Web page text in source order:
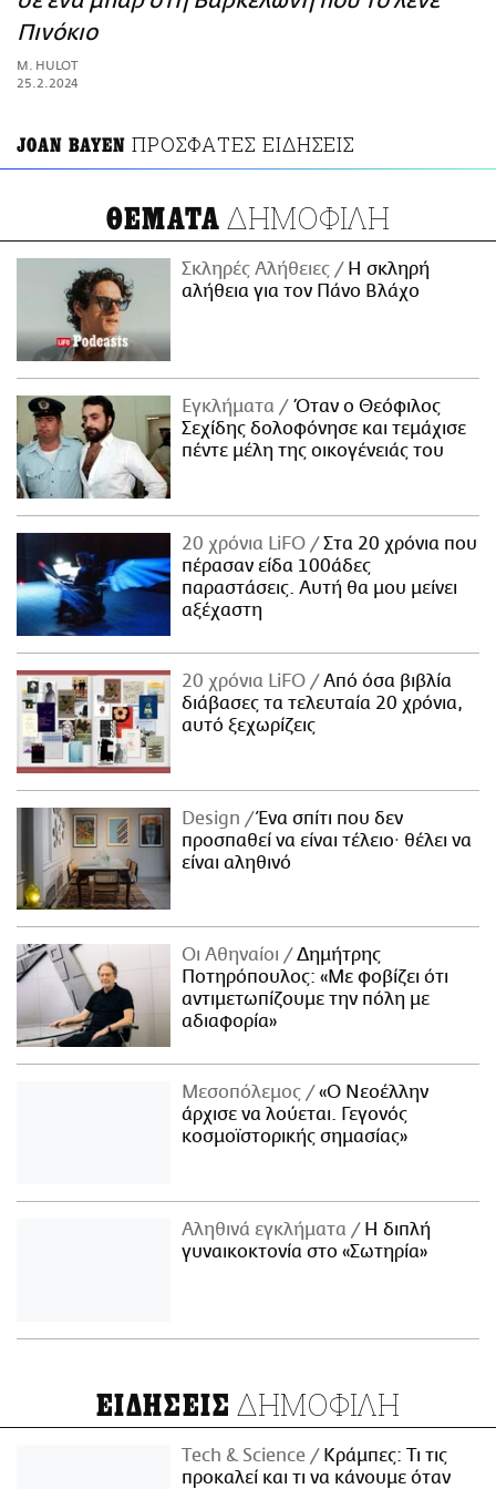
ΑΜΠΑ
PRINT
Πινόκιο
M. HULOT
25.2.2024
JOAN BAYEN ΠΡΟΣΦΑΤΕΣ ΕΙΔΗΣΕΙΣ
ΘΕΜΑΤΑ ΔΗΜΟΦΙΛΗ
Σκληρές Αλήθειες
H σκληρή
αλήθεια για τον Πάνο Βλάχο
Εγκλήματα
Όταν ο Θεόφιλος
Σεχίδης δολοφόνησε και τεμάχισε
πέντε μέλη της οικογένειάς του
20 χρόνια LiFO
Στα 20 χρόνια που
πέρασαν είδα 100άδες
παραστάσεις. Αυτή θα μου μείνει
αξέχαστη
20 χρόνια LiFO
Από όσα βιβλία
διάβασες τα τελευταία 20 χρόνια,
αυτό ξεχωρίζεις
Design
Ένα σπίτι που δεν
προσπαθεί να είναι τέλειο· θέλει να
είναι αληθινό
Οι Αθηναίοι
Δημήτρης
Ποτηρόπουλος: «Με φοβίζει ότι
αντιμετωπίζουμε την πόλη με
αδιαφορία»
Μεσοπόλεμος
«Ο Νεοέλλην
άρχισε να λούεται. Γεγονός
κοσμοϊστορικής σημασίας»
Αληθινά εγκλήματα
Η διπλή
γυναικοκτονία στο «Σωτηρία»
ΕΙΔΗΣΕΙΣ ΔΗΜΟΦΙΛΗ
Τech & Science
Κράμπες: Τι τις
προκαλεί και τι να κάνουμε όταν